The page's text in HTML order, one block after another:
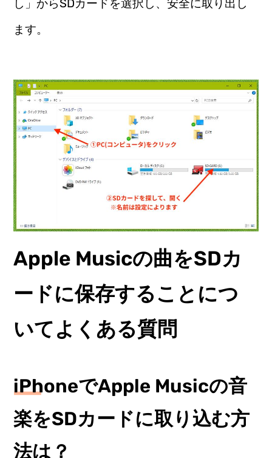
し」からSDカードを選択し、安全に取り出し
ます。
Apple Musicの曲をSDカ
ードに保存することにつ
いてよくある質問
iPhoneでApple Musicの音
楽をSDカードに取り込む方
法は？